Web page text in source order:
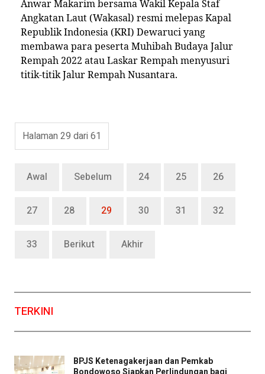
Anwar Makarim bersama Wakil Kepala Staf
Angkatan Laut (Wakasal) resmi melepas Kapal
Republik Indonesia (KRI) Dewaruci yang
membawa para peserta Muhibah Budaya Jalur
Rempah 2022 atau Laskar Rempah menyusuri
titik-titik Jalur Rempah Nusantara.
Halaman 29 dari 61
Awal Sebelum 24 25 26
27 28 29 30 31 32
33 Berikut Akhir
TERKINI
BPJS Ketenagakerjaan dan Pemkab